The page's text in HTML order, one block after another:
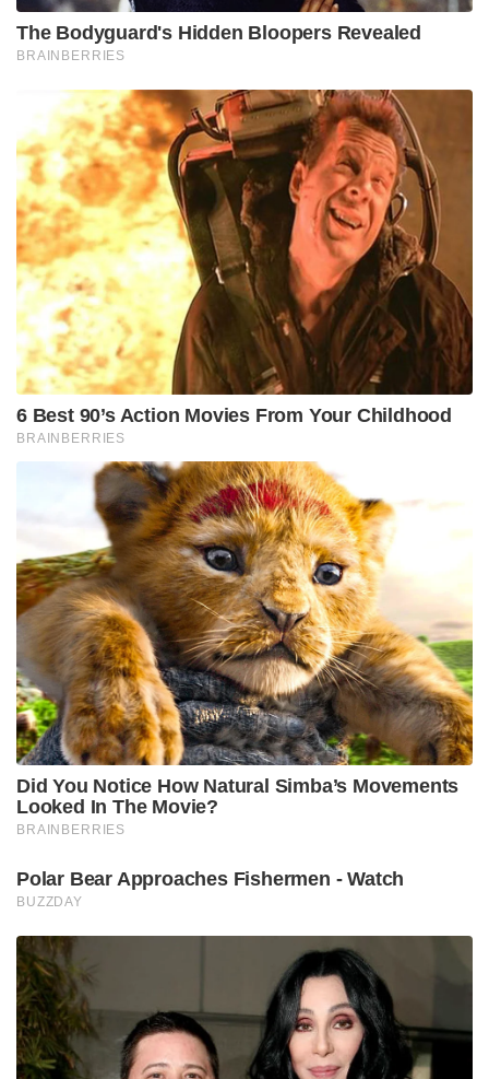
The Bodyguard's Hidden Bloopers Revealed
BRAINBERRIES
6 Best 90’s Action Movies From Your Childhood
BRAINBERRIES
Did You Notice How Natural Simba’s Movements
Looked In The Movie?
BRAINBERRIES
Polar Bear Approaches Fishermen - Watch
BUZZDAY